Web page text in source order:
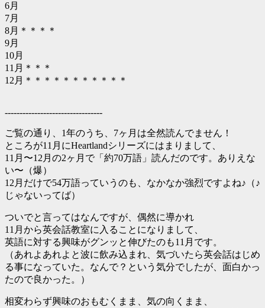
6月
7月
8月＊＊＊＊
9月
10月
11月＊＊＊
12月＊＊＊＊＊＊＊＊＊＊＊
---------------------------------
ご覧の通り、1年のうち、7ヶ月は全然読んでません！
ところが11月にHeartlandシリーズにはまりまして、
11月〜12月の2ヶ月で「約70万語」読んだのです。ありえな
い〜（爆）
12月だけで54万語っていうのも、なかなか強烈ですよね♪（♪
じゃないってば）
ついでと言ってはなんですが、偶然に導かれ
11月から英会話教室に入ることになりまして、
英語に対する興味がグンッと伸びたのも11月です。
（あれよあれよと波に飲み込まれ、気づいたら英会話はじめ
る事になっていた。なんで？という気分でしたが、面白かっ
たので良かった。）
相変わらず興味のおもむくまま、気の向くまま、